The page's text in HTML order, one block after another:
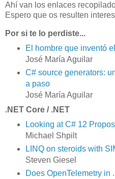
Ahí van los enlaces
Espero que os resulten
Por si te lo perdiste...
El hombre que inventó
José María Aguilar
C# source generators:
a paso
José María Aguilar
.NET Core / .NET
Looking at C# 12
Michael Shpilt
LINQ on steroids with
Steven Giesel
Does OpenTelemetry in